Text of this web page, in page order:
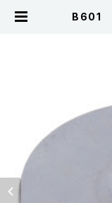
B601